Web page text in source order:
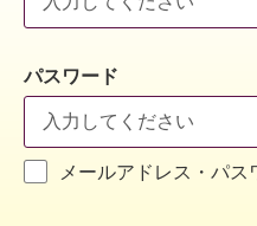
パスワード
メールアドレス・パス